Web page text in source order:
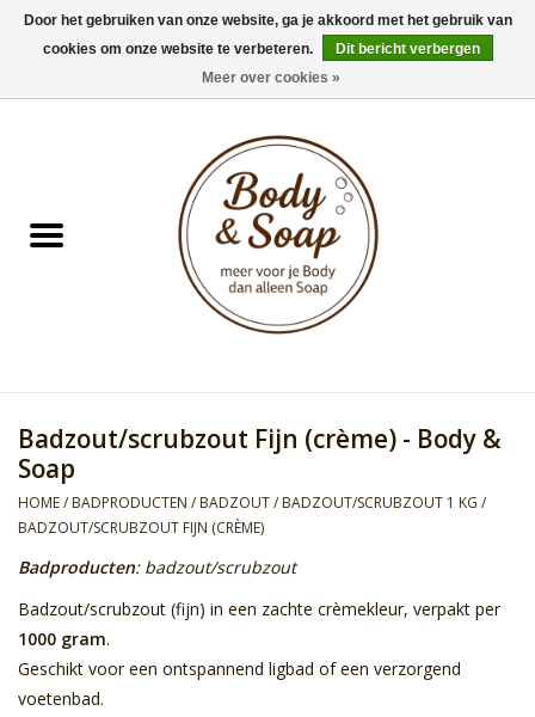
0 Artikelen - €0,00
Doucheproducten
Kids Collection
Men's Collection
Sale
Skin Collection
Badzout/scrubzout Fijn (crème) - Body &
Soap
HOME/ BADPRODUCTEN / BADZOUT/ BADZOUT/SCRUBZOUT 1 KG /
BADZOUT/SCRUBZOUT FIJN (CRÈME)
Badproducten: badzout/scrubzout
Badzout/scrubzout (fijn) in een zachte crèmekleur, verpakt per
1000 gram.
Geschikt voor een ontspannend ligbad of een verzorgend
voetenbad.
Door het gebruiken van onze website, ga je akkoord met het gebruik van
cookies om onze website te verbeteren.
Dit bericht verbergen
Meer over cookies »